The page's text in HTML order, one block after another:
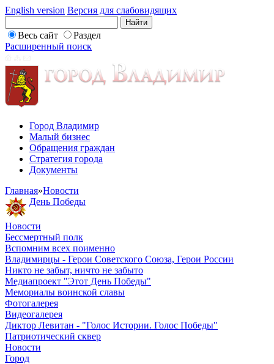
English version Версия для слабовидящих
Весь сайт
Раздел
Расширенный поиск
Город Владимир
Малый бизнес
Обращения граждан
Стратегия города
Документы
Главная»Новости
День Победы
Новости
Бессмертный полк
Вспомним всех поименно
Владимирцы - Герои Советского Союза, Герои России
Никто не забыт, ничто не забыто
Медиапроект "Этот День Победы"
Мемориалы воинской славы
Фотогалерея
Видеогалерея
Диктор Левитан - "Голос Истории. Голос Победы"
Патриотический сквер
Новости
Город